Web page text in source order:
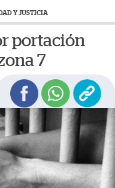
Y JUSTICIA
portación
7